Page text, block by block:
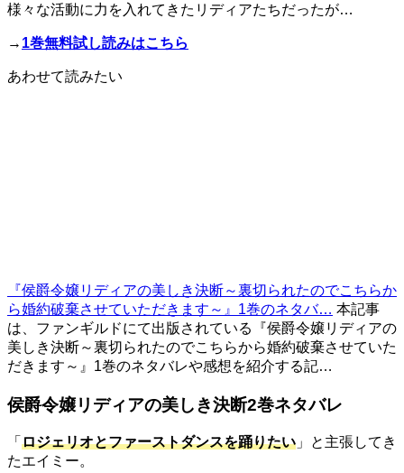
様々な活動に力を入れてきたリディアたちだったが…
→ 1巻無料試し読みはこちら
あわせて読みたい
『侯爵令嬢リディアの美しき決断～裏切られたのでこちらか
ら婚約破棄させていただきます～』1巻のネタバ… 本記事
は、ファンギルドにて出版されている『侯爵令嬢リディアの
美しき決断～裏切られたのでこちらから婚約破棄させていた
だきます～』1巻のネタバレや感想を紹介する記…
侯爵令嬢リディアの美しき決断2巻ネタバレ
「 ロジェリオとファーストダンスを踊りたい 」と主張してき
たエイミー。